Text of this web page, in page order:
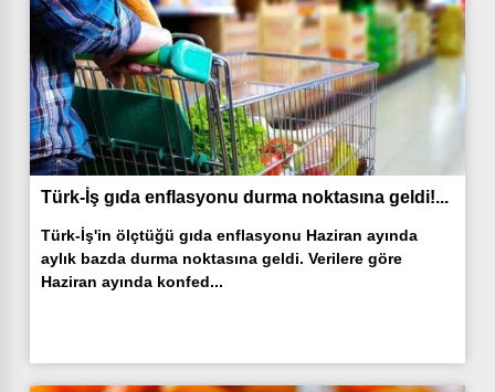
Türk-İş gıda enflasyonu durma noktasına geldi!...
Türk-İş'in ölçtüğü gıda enflasyonu Haziran ayında
aylık bazda durma noktasına geldi. Verilere göre
Haziran ayında konfed...